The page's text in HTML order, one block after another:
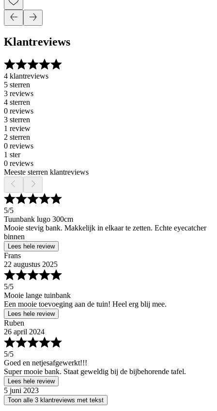
Klantreviews
4 klantreviews
5 sterren
3 reviews
4 sterren
0 reviews
3 sterren
1 review
2 sterren
0 reviews
1 ster
0 reviews
Meeste sterren klantreviews
5/5
Tuunbank lugo 300cm
Mooie stevig bank. Makkelijk in elkaar te zetten. Echte eyecatcher
binnen
Lees hele review
Frans
22 augustus 2025
5/5
Mooie lange tuinbank
Een mooie toevoeging aan de tuin! Heel erg blij mee.
Lees hele review
Ruben
26 april 2024
5/5
Goed en netjesafgewerkt!!!
Super mooie bank. Staat geweldig bij de bijbehorende tafel.
Lees hele review
5 juni 2023
Toon alle 3 klantreviews met tekst